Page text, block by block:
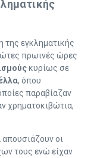
εγκληματικής
πρωινές ώρες
κυρίως σε
, όπου
παραβίαζαν
χρηματοκιβώτια,
οι
τους ενώ είχαν